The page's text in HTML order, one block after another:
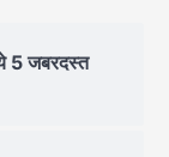
जबरदस्त